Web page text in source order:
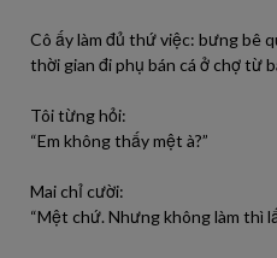
Cô ấy làm đủ thứ việc: bưng bê
thời gian đi phụ bán cá ở chợ từ
Tôi từng hỏi:
“Em không thấy mệt à?”
Mai chỉ cười:
“Mệt chứ. Nhưng không làm thì